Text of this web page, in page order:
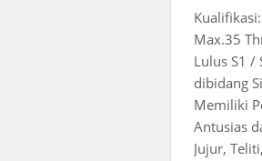
Kualifikasi:
Max.35
Lulus S1 /
dibidang
Memiliki
Antusias
Jujur,